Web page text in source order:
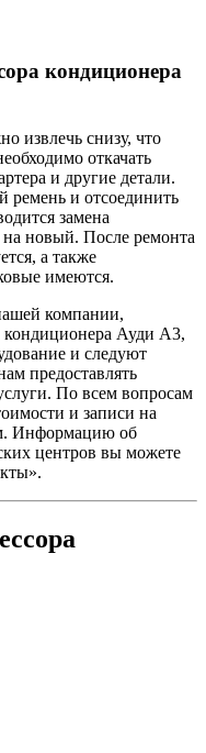
кондиционера
извлечь снизу, что
откачать
и другие детали.
ремень и отсоединить
замена
новый. После ремонта
а также
имеются.
компании,
кондиционера Ауди А3,
и следуют
предоставлять
По всем вопросам
и записи на
Информацию об
центров вы можете